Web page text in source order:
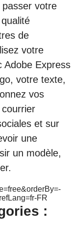
votre
de
votre
Adobe Express
votre texte,
vos
et sur
une
un modèle,
FR
: